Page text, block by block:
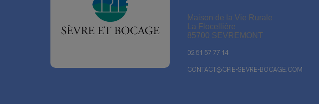
Maison de la Vie Rurale
La Flocellière
85700 SEVREMONT
02 51 57 77 14
CONTACT@CPIE-SEVRE-BOCAGE.COM